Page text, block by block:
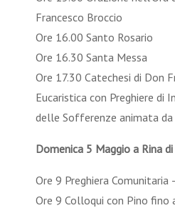
Francesco Broccio
Ore 16.00 Santo Rosario
Ore 16.30 Santa Messa
Ore 17.30 Catechesi di Don
Eucaristica con Preghiere di
delle Sofferenze animata
Domenica 5 Maggio a Rina
Ore 9 Preghiera Comunitaria
Ore 9 Colloqui con Pino fino